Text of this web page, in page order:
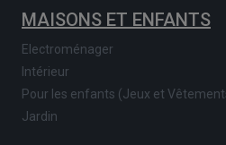
MAISONS ET ENFANTS
Electroménager
Intérieur
Pour les enfants (Jeux et
Jardin